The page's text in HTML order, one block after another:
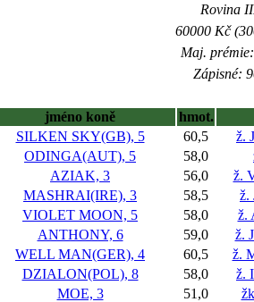
Rovina
60000 Kč
Maj.
Zápisné:
jméno koně
hmot.
SILKEN SKY(GB), 5 60,5
ž.
ODINGA(AUT), 5 58,0
AZIAK, 3 56,0
ž.
MASHRAI(IRE), 3 58,5
ž.
VIOLET MOON, 5 58,0
ž.
ANTHONY, 6 59,0
ž.
WELL MAN(GER), 4 60,5
ž.
DZIALON(POL), 8 58,0
ž.
MOE, 3 51,0